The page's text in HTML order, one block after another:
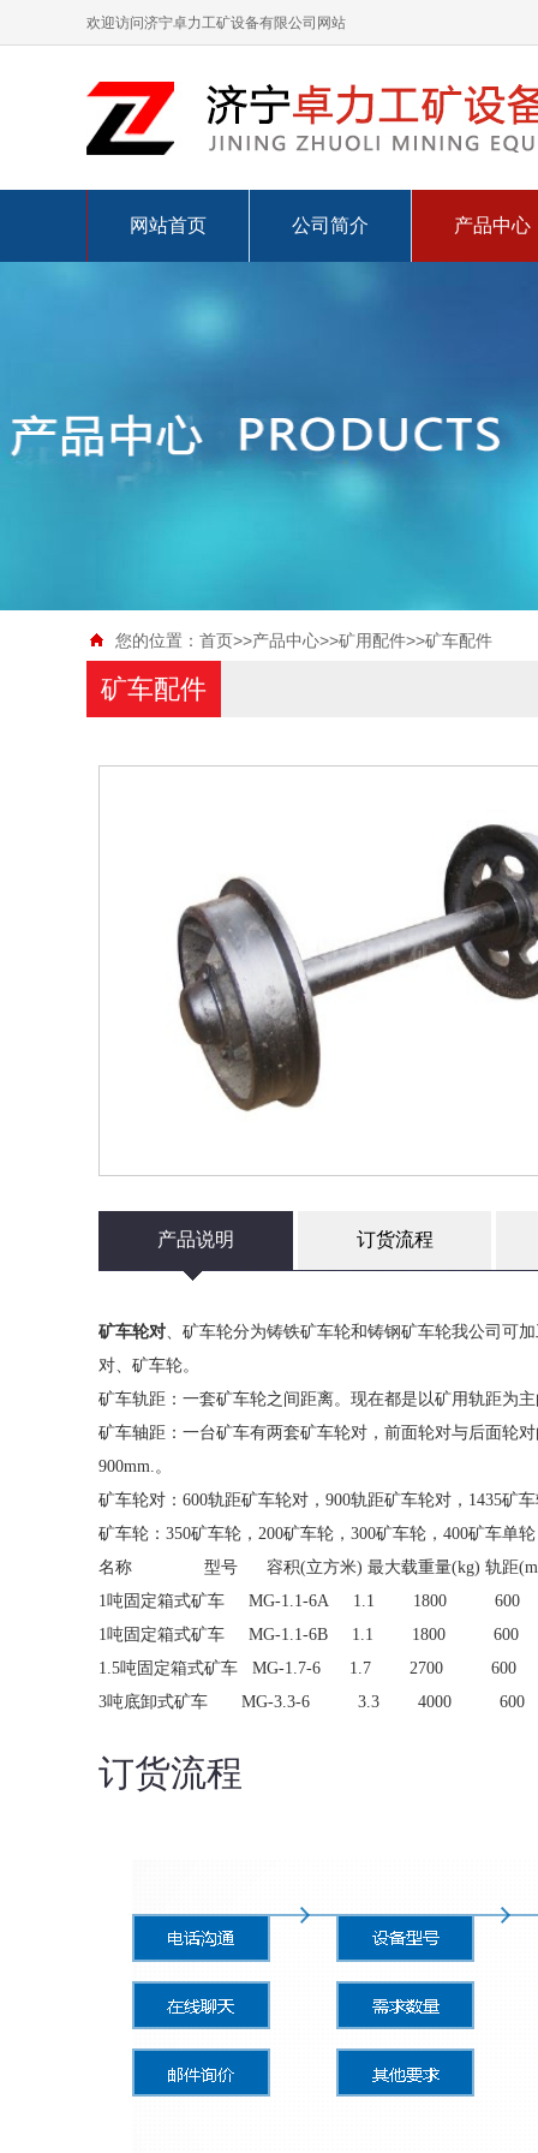
欢迎访问济宁卓力工矿设备有限公司网站
网站首页 公司简介 产品中心
您的位置： 首页>>产品中心>>矿用配件>>矿车配件
矿车配件
产品说明 订货流程
矿车轮对 、矿车轮分为铸铁矿车轮和铸钢矿车轮我公司可
对、矿车轮。
矿车轨距：一套矿车轮之间距离。现在都是以矿用轨距为主
矿车轴距：一台矿车有两套矿车轮对，前面轮对与后面轮
900mm.。
矿车轮对：600轨距矿车轮对，900轨距矿车轮对，1435矿
矿车轮：350矿车轮，200矿车轮，300矿车轮，400矿车单轮
名称 型号 容积(立方米) 最大载重量(kg) 轨距
1吨固定箱式矿车 MG-1.1-6A 1.1 1800 600
1吨固定箱式矿车 MG-1.1-6B 1.1 1800 600
1.5吨固定箱式矿车 MG-1.7-6 1.7 2700 600
3吨底卸式矿车 MG-3.3-6 3.3 4000 600
订货流程